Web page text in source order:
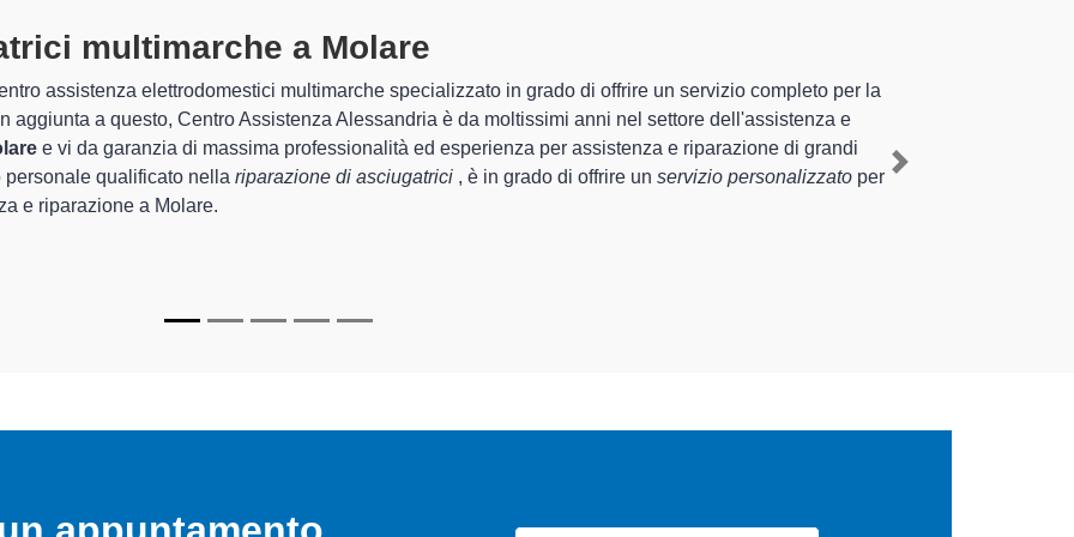
Multimarche A Molare
Assistenza Alessandria sono in grado di garantire al cliente esperienza pluriennale nel territorio di Molare e
la sistemazione e lariparazione della tua asciugatrice a Molare, mediante il ripristino rapido del corretto
Centro Assistenza Alessandria sono in grado di fornire interventi di diverse tipologie sugli elettrodomestici da
funzionanti e durare a lungo nel tempo.
Next